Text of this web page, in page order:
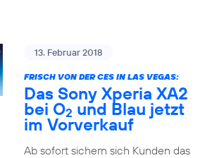
13. Februar 2018
FRISCH VON DER CES IN LAS VEGAS:
Das Sony Xperia XA2
bei O2 und Blau jetzt
im Vorverkauf
Ab sofort sichern sich Kunden das